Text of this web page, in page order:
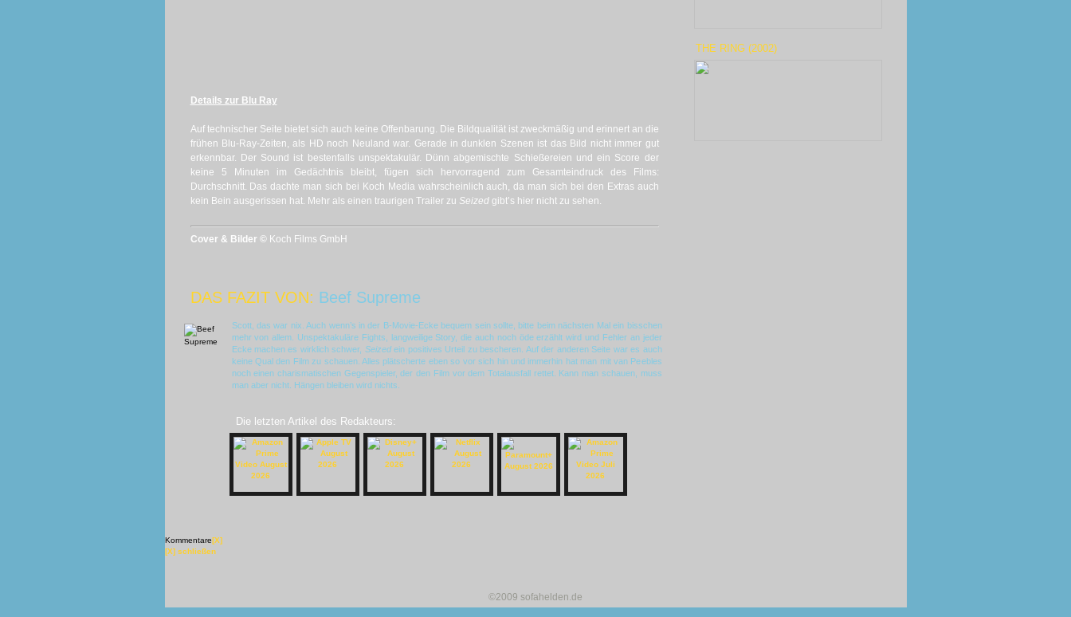
Details zur Blu Ray
Auf technischer Seite bietet sich auch keine Offenbarung. Die Bildqualität ist zweckmäßig und erinnert an die
frühen Blu-Ray-Zeiten, als HD noch Neuland war. Gerade in dunklen Szenen ist das Bild nicht immer gut
erkennbar. Der Sound ist bestenfalls unspektakulär. Dünn abgemischte Schießereien und ein Score der
keine 5 Minuten im Gedächtnis bleibt, fügen sich hervorragend zum Gesamteindruck des Films:
Durchschnitt. Das dachte man sich bei Koch Media wahrscheinlich auch, da man sich bei den Extras auch
kein Bein ausgerissen hat. Mehr als einen traurigen Trailer zu Seized gibt’s hier nicht zu sehen.
Cover & Bilder © Koch Films GmbH
DAS FAZIT VON: Beef Supreme
Scott, das war nix. Auch wenn’s in der B-Movie-Ecke bequem sein sollte, bitte beim nächsten Mal ein bisschen
mehr von allem. Unspektakuläre Fights, langweilige Story, die auch noch öde erzählt wird und Fehler an jeder
Ecke machen es wirklich schwer, Seizedein positives Urteil zu bescheren. Auf der anderen Seite war es auch
keine Qual den Film zu schauen. Alles plätscherte eben so vor sich hin und immerhin hat man mit van Peebles
noch einen charismatischen Gegenspieler, der den Film vor dem Totalausfall rettet. Kann man schauen, muss
man aber nicht. Hängen bleiben wird nichts.
Die letzten Artikel des Redakteurs:
THE RING (2002)
Kommentare[X]
[X] schließen
©2009 sofahelden.de